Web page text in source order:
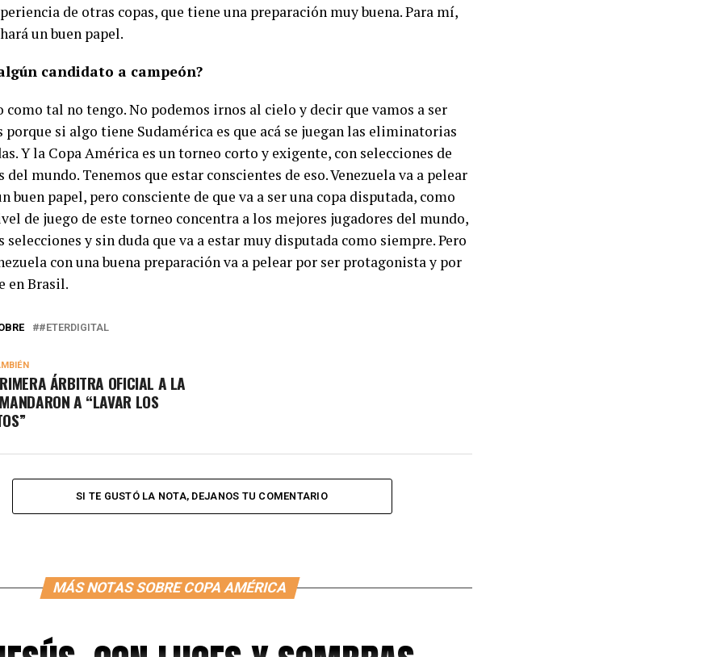
de otras copas, que tiene una preparación muy buena. Para mí,
un buen papel.
candidato a campeón?
como tal no tengo. No podemos irnos al cielo y decir que vamos a ser
porque si algo tiene Sudamérica es que acá se juegan las eliminatorias
Y la Copa América es un torneo corto y exigente, con selecciones de
del mundo. Tenemos que estar conscientes de eso. Venezuela va a pelear
buen papel, pero consciente de que va a ser una copa disputada, como
de juego de este torneo concentra a los mejores jugadores del mundo,
selecciones y sin duda que va a estar muy disputada como siempre. Pero
con una buena preparación va a pelear por ser protagonista y por
en Brasil.
#ETERDIGITAL
ÁRBITRA OFICIAL A LA
A “LAVAR LOS
SI TE GUSTÓ LA NOTA, DEJANOS TU COMENTARIO
MÁS NOTAS SOBRE COPA AMÉRICA